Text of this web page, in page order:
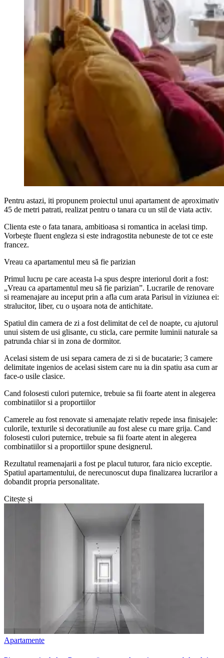
Pentru astazi, iti propunem proiectul unui apartament de aproximativ
45 de metri patrati, realizat pentru o tanara cu un stil de viata activ.
Clienta este o fata tanara, ambitioasa si romantica in acelasi timp.
Vorbește fluent engleza si este indragostita nebuneste de tot ce este
francez.
Vreau ca apartamentul meu să fie parizian
Primul lucru pe care aceasta l-a spus despre interiorul dorit a fost:
„Vreau ca apartamentul meu să fie parizian”. Lucrarile de renovare
si reamenajare au inceput prin a afla cum arata Parisul in viziunea ei:
stralucitor, liber, cu o ușoara nota de antichitate.
Spatiul din camera de zi a fost delimitat de cel de noapte, cu ajutorul
unui sistem de usi glisante, cu sticla, care permite luminii naturale sa
patrunda chiar si in zona de dormitor.
Acelasi sistem de usi separa camera de zi si de bucatarie; 3 camere
delimitate ingenios de acelasi sistem care nu ia din spatiu asa cum ar
face-o usile clasice.
Cand folosesti culori puternice, trebuie sa fii foarte atent in alegerea
combinatiilor si a proportiilor
Camerele au fost renovate si amenajate relativ repede insa finisajele:
culorile, texturile si decoratiunile au fost alese cu mare grija. Cand
folosesti culori puternice, trebuie sa fii foarte atent in alegerea
combinatiilor si a proportiilor spune designerul.
Rezultatul reamenajarii a fost pe placul tuturor, fara nicio exceptie.
Spatiul apartamentului, de nerecunoscut dupa finalizarea lucrarilor a
dobandit propria personalitate.
Citește și
Apartamente